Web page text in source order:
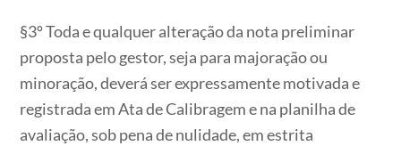
§3º Toda e qualquer alteração da nota preliminar
proposta pelo gestor, seja para majoração ou
minoração, deverá ser expressamente motivada e
registrada em Ata de Calibragem e na planilha de
avaliação, sob pena de nulidade, em estrita